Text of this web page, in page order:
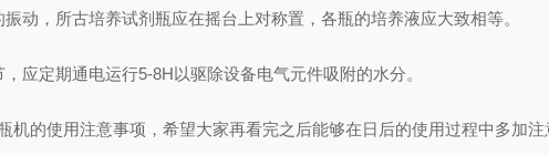
，所古培养试剂瓶应在摇台上对称置，各瓶的培养液应大致相等。
定期通电运行5-8H以驱除设备电气元件吸附的水分。
的使用注意事项，希望大家再看完之后能够在日后的使用过程中多加注